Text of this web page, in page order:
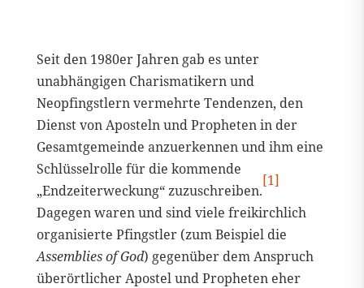
Seit den 1980er Jahren gab es unter
unabhängigen Charismatikern und
Neopfingstlern vermehrte Tendenzen, den
Dienst von Aposteln und Propheten in der
Gesamtgemeinde anzuerkennen und ihm eine
Schlüsselrolle für die kommende
„Endzeiterweckung“ zuzuschreiben.
[1]
Dagegen waren und sind viele freikirchlich
organisierte Pfingstler (zum Beispiel die
Assemblies of God) gegenüber dem Anspruch
überörtlicher Apostel und Propheten eher